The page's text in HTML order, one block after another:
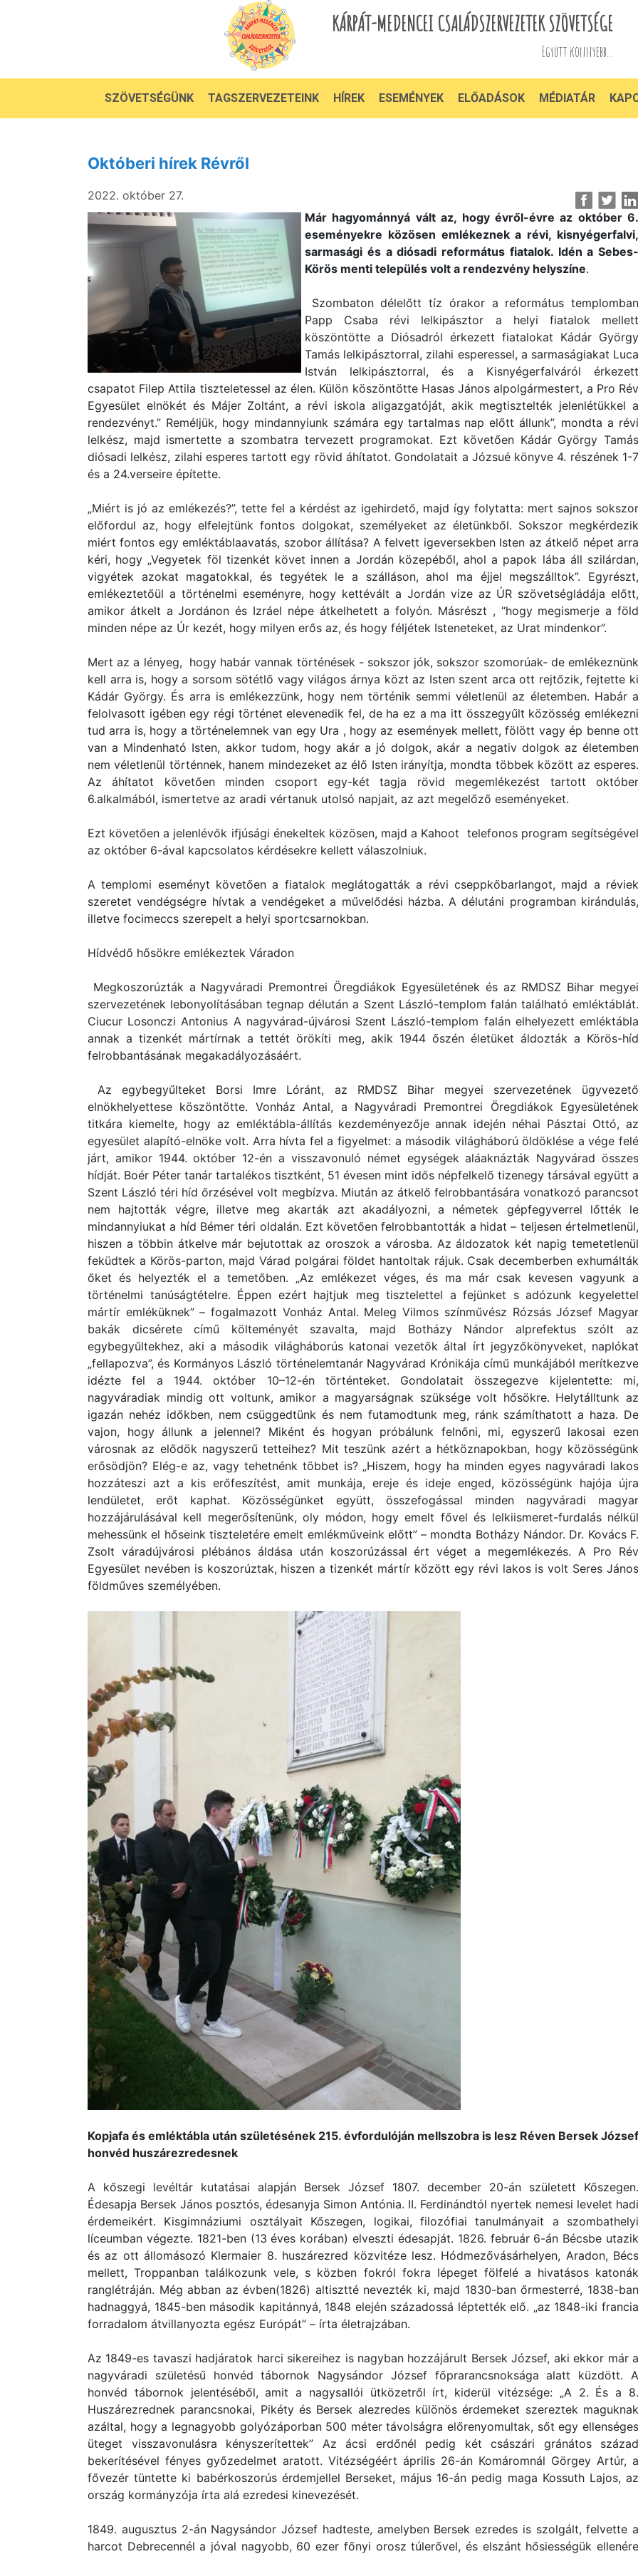
KÁRPÁT-MEDENCEI CSALÁDSZERVEZETEK SZÖVETSÉGE
Együtt könnyebb...
SZÖVETSÉGÜNK TAGSZERVEZETEINK HÍREK ESEMÉNYEK ELŐADÁSOK MÉDIATÁR
Októberi hírek Révről
2022. október 27.
Már hagyománnyá vált az, hogy évről-évre az október 6.
eseményekre közösen emlékeznek a révi, kisnyégerfalvi,
sarmasági és a diósadi református fiatalok. Idén a Sebes-
Körös menti település volt a rendezvény helyszíne.
Szombaton délelőtt tíz órakor a református templomban
Papp Csaba révi lelkipásztor a helyi fiatalok mellett
köszöntötte a Diósadról érkezett fiatalokat Kádár György
Tamás lelkipásztorral, zilahi esperessel, a sarmaságiakat Luca
István lelkipásztorral, és a Kisnyégerfalváról érkezett
csapatot Filep Attila tiszteletessel az élen. Külön köszöntötte Hasas János alpolgármestert, a Pro Rév
Egyesület elnökét és Májer Zoltánt, a révi iskola aligazgatóját, akik megtisztelték jelenlétükkel a
rendezvényt.” Reméljük, hogy mindannyiunk számára egy tartalmas nap előtt állunk”, mondta a révi
lelkész, majd ismertette a szombatra tervezett programokat. Ezt követően Kádár György Tamás
diósadi lelkész, zilahi esperes tartott egy rövid áhítatot. Gondolatait a Józsué könyve 4. részének 1-7
és a 24.verseire építette.
„Miért is jó az emlékezés?”, tette fel a kérdést az igehirdető, majd így folytatta: mert sajnos sokszor
előfordul az, hogy elfelejtünk fontos dolgokat, személyeket az életünkből. Sokszor megkérdezik
miért fontos egy emléktáblaavatás, szobor állítása? A felvett igeversekben Isten az átkelő népet arra
kéri, hogy „Vegyetek föl tizenkét követ innen a Jordán közepéből, ahol a papok lába áll szilárdan,
vigyétek azokat magatokkal, és tegyétek le a szálláson, ahol ma éjjel megszálltok”. Egyrészt,
emlékeztetőül a történelmi eseményre, hogy kettévált a Jordán vize az ÚR szövetségládája előtt,
amikor átkelt a Jordánon és Izráel népe átkelhetett a folyón. Másrészt , “hogy megismerje a föld
minden népe az Úr kezét, hogy milyen erős az, és hogy féljétek Isteneteket, az Urat mindenkor”.
Mert az a lényeg, hogy habár vannak történések - sokszor jók, sokszor szomorúak- de emlékeznünk
kell arra is, hogy a sorsom sötétlő vagy világos árnya közt az Isten szent arca ott rejtőzik, fejtette ki
Kádár György. És arra is emlékezzünk, hogy nem történik semmi véletlenül az életemben. Habár a
felolvasott igében egy régi történet elevenedik fel, de ha ez a ma itt összegyűlt közösség emlékezni
tud arra is, hogy a történelemnek van egy Ura , hogy az események mellett, fölött vagy ép benne ott
van a Mindenható Isten, akkor tudom, hogy akár a jó dolgok, akár a negativ dolgok az életemben
nem véletlenül történnek, hanem mindezeket az élő Isten irányítja, mondta többek között az esperes.
Az áhítatot követően minden csoport egy-két tagja rövid megemlékezést tartott október
6.alkalmából, ismertetve az aradi vértanuk utolsó napjait, az azt megelőző eseményeket.
Ezt követően a jelenlévők ifjúsági énekeltek közösen, majd a Kahoot telefonos program segítségével
az október 6-ával kapcsolatos kérdésekre kellett válaszolniuk.
A templomi eseményt követően a fiatalok meglátogatták a révi cseppkőbarlangot, majd a réviek
szeretet vendégségre hívtak a vendégeket a művelődési házba. A délutáni programban kirándulás,
illetve focimeccs szerepelt a helyi sportcsarnokban.
Hídvédő hősökre emlékeztek Váradon
Megkoszorúzták a Nagyváradi Premontrei Öregdiákok Egyesületének és az RMDSZ Bihar megyei
szervezetének lebonyolításában tegnap délután a Szent László-templom falán található emléktáblát.
Ciucur Losonczi Antonius A nagyvárad-újvárosi Szent László-templom falán elhelyezett emléktábla
annak a tizenkét mártírnak a tettét örökíti meg, akik 1944 őszén életüket áldozták a Körös-híd
felrobbantásának megakadályozásáért.
Az egybegyűlteket Borsi Imre Lóránt, az RMDSZ Bihar megyei szervezetének ügyvezető
elnökhelyettese köszöntötte. Vonház Antal, a Nagyváradi Premontrei Öregdiákok Egyesületének
titkára kiemelte, hogy az emléktábla-állítás kezdeményezője annak idején néhai Pásztai Ottó, az
egyesület alapító-elnöke volt. Arra hívta fel a figyelmet: a második világháború öldöklése a vége felé
járt, amikor 1944. október 12-én a visszavonuló német egységek aláaknázták Nagyvárad összes
hídját. Boér Péter tanár tartalékos tisztként, 51 évesen mint idős népfelkelő tizenegy társával együtt a
Szent László téri híd őrzésével volt megbízva. Miután az átkelő felrobbantására vonatkozó parancsot
nem hajtották végre, illetve meg akarták azt akadályozni, a németek gépfegyverrel lőtték le
mindannyiukat a híd Bémer téri oldalán. Ezt követően felrobbantották a hidat – teljesen értelmetlenül,
hiszen a többin átkelve már bejutottak az oroszok a városba. Az áldozatok két napig temetetlenül
feküdtek a Körös-parton, majd Várad polgárai földet hantoltak rájuk. Csak decemberben exhumálták
őket és helyezték el a temetőben. „Az emlékezet véges, és ma már csak kevesen vagyunk a
történelmi tanúságtételre. Éppen ezért hajtjuk meg tisztelettel a fejünket s adózunk kegyelettel
mártír emléküknek” – fogalmazott Vonház Antal. Meleg Vilmos színművész Rózsás József Magyar
bakák dicsérete című költeményét szavalta, majd Botházy Nándor alprefektus szólt az
egybegyűltekhez, aki a második világháborús katonai vezetők által írt jegyzőkönyveket, naplókat
„fellapozva”, és Kormányos László történelemtanár Nagyvárad Krónikája című munkájából merítkezve
idézte fel a 1944. október 10–12-én történteket. Gondolatait összegezve kijelentette: mi,
nagyváradiak mindig ott voltunk, amikor a magyarságnak szüksége volt hősökre. Helytálltunk az
igazán nehéz időkben, nem csüggedtünk és nem futamodtunk meg, ránk számíthatott a haza. De
vajon, hogy állunk a jelennel? Miként és hogyan próbálunk felnőni, mi, egyszerű lakosai ezen
városnak az elődök nagyszerű tetteihez? Mit teszünk azért a hétköznapokban, hogy közösségünk
erősödjön? Elég-e az, vagy tehetnénk többet is? „Hiszem, hogy ha minden egyes nagyváradi lakos
hozzáteszi azt a kis erőfeszítést, amit munkája, ereje és ideje enged, közösségünk hajója újra
lendületet, erőt kaphat. Közösségünket együtt, összefogással minden nagyváradi magyar
hozzájárulásával kell megerősítenünk, oly módon, hogy emelt fővel és lelkiismeret-furdalás nélkül
mehessünk el hőseink tiszteletére emelt emlékműveink előtt” – mondta Botházy Nándor. Dr. Kovács F.
Zsolt váradújvárosi plébános áldása után koszorúzással ért véget a megemlékezés. A Pro Rév
Egyesület nevében is koszorúztak, hiszen a tizenkét mártír között egy révi lakos is volt Seres János
földműves személyében.
Kopjafa és emléktábla után születésének 215. évfordulóján mellszobra is lesz Réven Bersek József
honvéd huszárezredesnek
A kőszegi levéltár kutatásai alapján Bersek József 1807. december 20-án született Kőszegen.
Édesapja Bersek János posztós, édesanyja Simon Antónia. II. Ferdinándtól nyertek nemesi levelet hadi
érdemeikért. Kisgimnáziumi osztályait Kőszegen, logikai, filozófiai tanulmányait a szombathelyi
líceumban végezte. 1821-ben (13 éves korában) elveszti édesapját. 1826. február 6-án Bécsbe utazik
és az ott állomásozó Klermaier 8. huszárezred közvitéze lesz. Hódmezővásárhelyen, Aradon, Bécs
mellett, Troppanban találkozunk vele, s közben fokról fokra lépeget fölfelé a hivatásos katonák
ranglétráján. Még abban az évben(1826) altisztté nevezték ki, majd 1830-ban őrmesterré, 1838-ban
hadnaggyá, 1845-ben második kapitánnyá, 1848 elején századossá léptették elő. „az 1848-iki francia
forradalom átvillanyozta egész Európát” – írta életrajzában.
Az 1849-es tavaszi hadjáratok harci sikereihez is nagyban hozzájárult Bersek József, aki ekkor már a
nagyváradi születésű honvéd tábornok Nagysándor József főprarancsnoksága alatt küzdött. A
honvéd tábornok jelentéséből, amit a nagysallói ütközetről írt, kiderül vitézsége: „A 2. És a 8.
Huszárezrednek parancsnokai, Pikéty és Bersek alezredes különös érdemeket szereztek maguknak
azáltal, hogy a legnagyobb golyózáporban 500 méter távolságra előrenyomultak, sőt egy ellenséges
üteget visszavonulásra kényszerítettek” Az ácsi erdőnél pedig két császári gránátos század
bekerítésével fényes győzedelmet aratott. Vitézségéért április 26-án Komáromnál Görgey Artúr, a
fővezér tüntette ki babérkoszorús érdemjellel Berseket, május 16-án pedig maga Kossuth Lajos, az
ország kormányzója írta alá ezredesi kinevezését.
1849. augusztus 2-án Nagysándor József hadteste, amelyben Bersek ezredes is szolgált, felvette a
harcot Debrecennél a jóval nagyobb, 60 ezer főnyi orosz túlerővel, és elszánt hősiességük ellenére